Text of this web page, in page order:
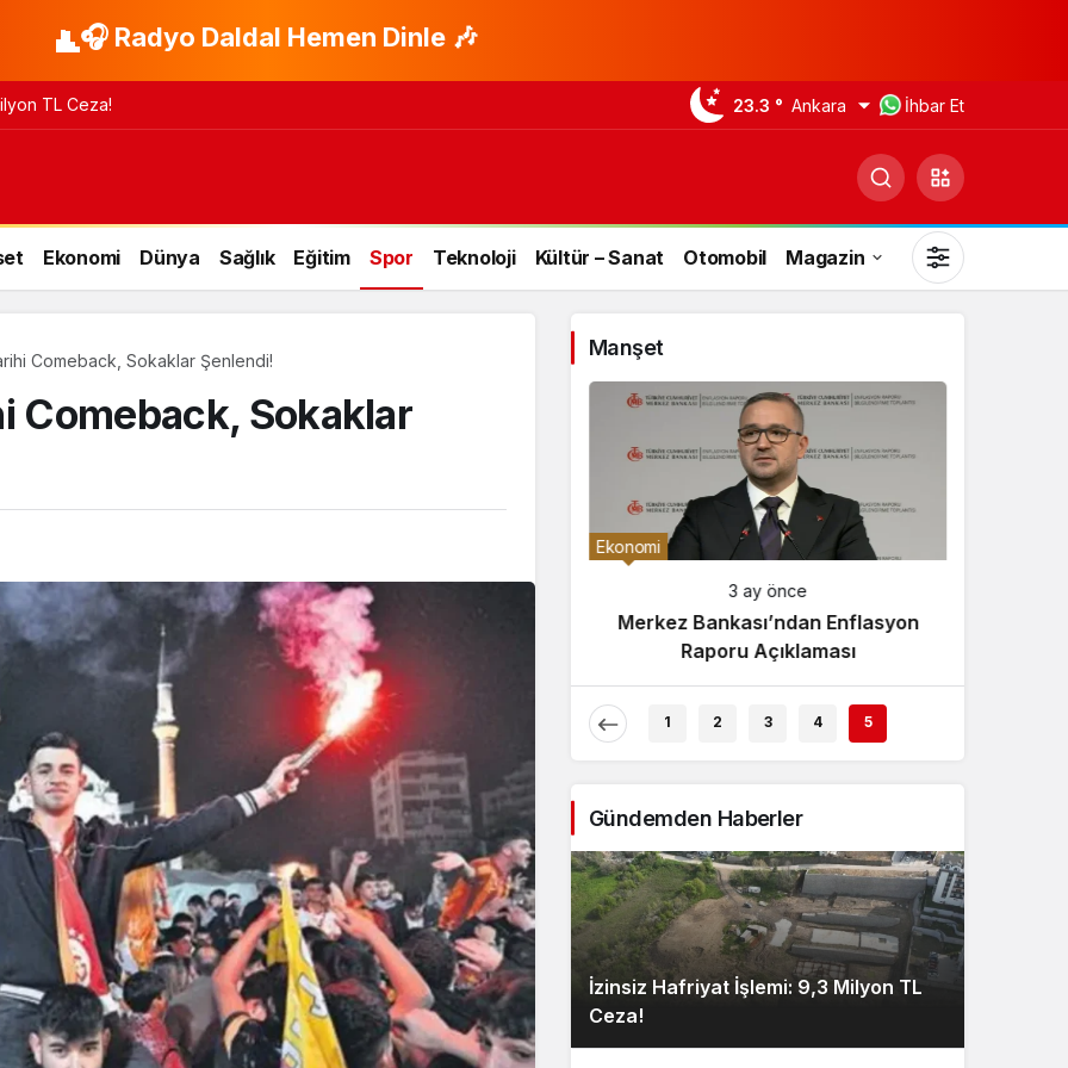
🎧 Radyo Daldal Hemen Dinle 🎶
TL Ceza! 23.3 ° Ankara İhbar Et
Ekonomi Dünya Sağlık Eğitim Spor Teknoloji Kültür – Sanat Otomobil Magazin
Gündüz Modu
Gündüz modunu seçin.
Gece Modu
Gece modunu seçin.
Sistem Modu
Sistem modunu seçin.
Comeback, Sokaklar Şenlendi!
Comeback, Sokaklar
Manşet
Tartışması
3 ay önce
Çaykur Rizespor, Beşiktaş’ı
Ağırlıyor!
Ekonomi
3 ay önce
Merkez Bankası’ndan Enflasyon
Raporu Açıklaması
1 2 3 4 5
Gündemden Haberler
İzinsiz Hafriyat İşlemi: 9,3 Milyon TL
Ceza!